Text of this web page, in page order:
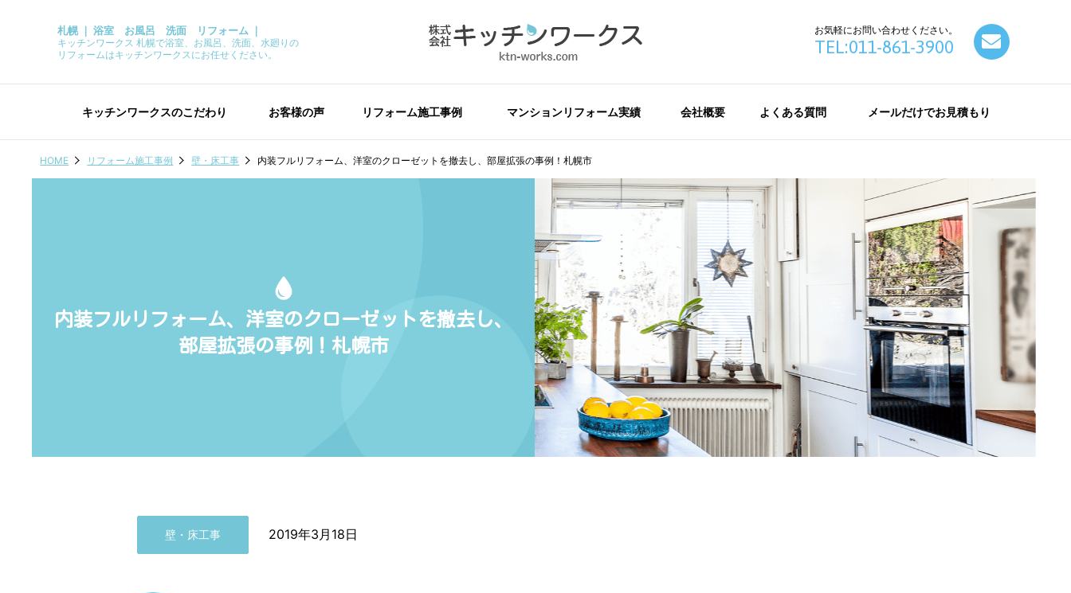
札幌 ｜ 浴室 お風呂 洗面 リフォーム ｜
キッチンワークス 札幌で浴室、お風呂、洗面、水廻りの
リフォームはキッチンワークスにお任せください。
お気軽にお問い合わせください。
TEL:011-861-3900
キッチンワークスのこだわり お客様の声 リフォーム施工事例 マンションリフォーム実績 会社概要 よくある質問 メールだけでお見積もり
HOME リフォーム施工事例 壁・床工事 内装フルリフォーム、洋室のクローゼットを撤去し、部屋拡張の事例！札幌市
内装フルリフォーム、洋室のクローゼットを撤去し、
部屋拡張の事例！札幌市
壁・床工事 2019年3月18日